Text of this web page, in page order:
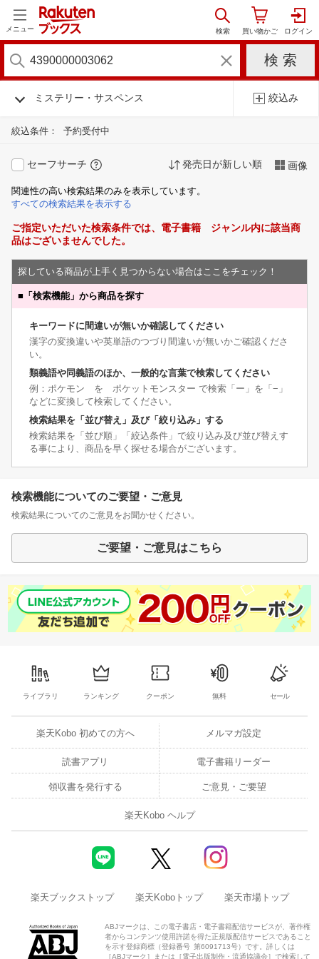
メニュー
ミステリー・サスペンス 絞込み
絞込条件： 予約受付中
セーフサーチ 発売日が新しい順 画像
関連性の高い検索結果のみを表示しています。
すべての検索結果を表示する
ご指定いただいた検索条件では、電子書籍 ジャンル内に該当商
品はございませんでした。
探している商品が上手く見つからない場合はここをチェック！
■ 「検索機能」から商品を探す
キーワードに間違いが無いか確認してください
漢字の変換違いや英単語のつづり間違いが無いかご確認くださ
い。
類義語や同義語のほか、一般的な言葉で検索してください
例：ポケモン を ポケットモンスター で検索「ー」を「−」
などに変換して検索してください。
検索結果を「並び替え」及び「絞り込み」する
検索結果を「並び順」「絞込条件」で絞り込み及び並び替えす
る事により、商品を早く探せる場合がございます。
検索機能についてのご要望・ご意見
検索結果についてのご意見をお聞かせください。
ご要望・ご意見はこちら
ライブラリ ランキング クーポン 無料 セール
楽天Kobo 初めての方へ メルマガ設定
読書アプリ 電子書籍リーダー
領収書を発行する ご意見・ご要望
楽天Kobo ヘルプ
楽天ブックストップ 楽天Koboトップ 楽天市場トップ
ABJマークは、この電子書店・電子書籍配信サービスが、著作権
者からコンテンツ使用許諾を得た正規版配信サービスであること
を示す登録商標（登録番号 第6091713号）です。詳しくは
［ABJマーク］または［電子出版制作・流通協議会］で検索して